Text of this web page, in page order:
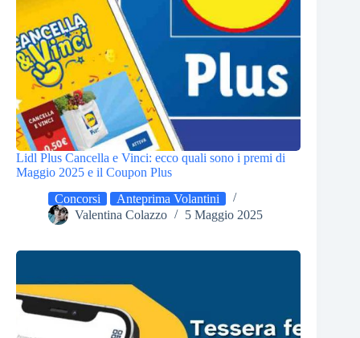
Lidl Plus Cancella e Vinci: ecco quali sono i premi di
Maggio 2025 e il Coupon Plus
Concorsi
Anteprima Volantini
Valentina Colazzo
5 Maggio 2025